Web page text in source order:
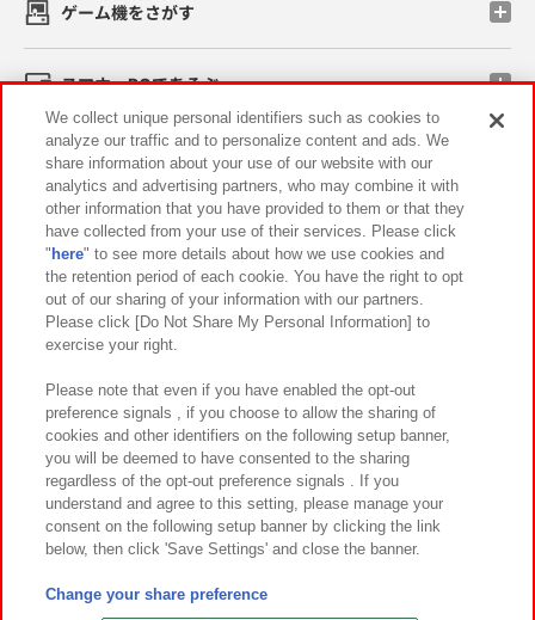
ゲーム機をさがす
スマホ・PCであそぶ
イベント・キャンペーン
関連会社 サステナビリティ サイトポリシー
プライバシーポリシー ウェブアクセシビリティ方針と検証結果
お取引先さまとともに
カスタマーハラスメント対応方針 よくあるご質問・お問い合わせ
©Bandai Namco Amusement Inc.
©Bandai Namco Amusement Lab Inc.
We collect unique personal identifiers such as cookies to
analyze our traffic and to personalize content and ads. We
share information about your use of our website with our
analytics and advertising partners, who may combine it with
other information that you have provided to them or that they
have collected from your use of their services. Please click
" here" to see more details about how we use cookies and
the retention period of each cookie. You have the right to opt
out of our sharing of your information with our partners.
Please click [Do Not Share My Personal Information] to
exercise your right.
Please note that even if you have enabled the opt-out
preference signals , if you choose to allow the sharing of
cookies and other identifiers on the following setup banner,
you will be deemed to have consented to the sharing
regardless of the opt-out preference signals . If you
understand and agree to this setting, please manage your
consent on the following setup banner by clicking the link
below, then click 'Save Settings' and close the banner.
Change your share preference